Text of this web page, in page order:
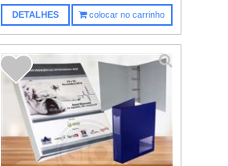
DETALHES colocar no carrinho